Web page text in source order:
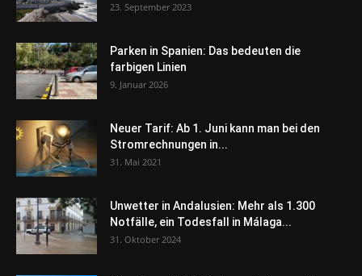
23. September 2023
Parken in Spanien: Das bedeuten die
farbigen Linien
9. Januar 2026
Neuer Tarif: Ab 1. Juni kann man bei den
Stromrechnungen in...
31. Mai 2021
Unwetter in Andalusien: Mehr als 1.300
Notfälle, ein Todesfall in Málaga...
31. Oktober 2024